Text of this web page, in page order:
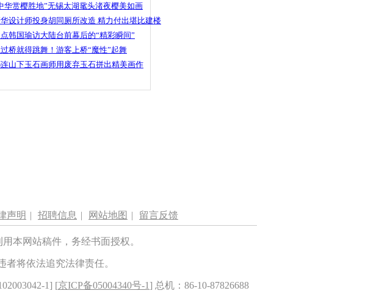
华赏樱胜地”无锡太湖鼋头渚夜樱美如画
设计师投身胡同厕所改造 精力付出堪比建楼
韩国瑜访大陆台前幕后的“精彩瞬间”
桥就得跳舞！游客上桥“魔性”起舞
山下玉石画师用废弃玉石拼出精美画作
声明 | 招聘信息 | 网站地图 | 留言反馈
本网站稿件，务经书面授权。
将依法追究法律责任。
1] [京ICP备05004340号-1] 总机：86-10-87826688